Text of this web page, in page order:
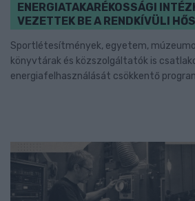
ENERGIATAKARÉKOSSÁGI
VEZETTEK BE A RENDKÍVÜLI
Sportlétesítmények, egyetem,
könyvtárak és közszolgáltatók is
energiafelhasználását csökkentő